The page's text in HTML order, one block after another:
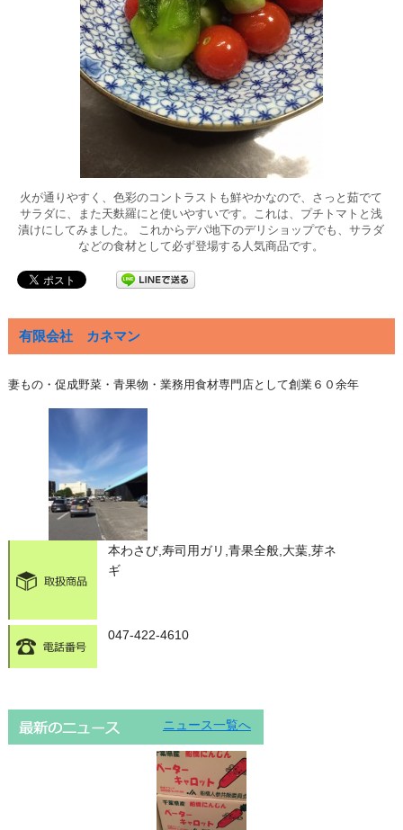
火が通りやすく、色彩のコントラストも鮮やかなので、さっと茹でて
サラダに、また天麩羅にと使いやすいです。これは、プチトマトと浅
漬けにしてみました。 これからデパ地下のデリショップでも、サラダ
などの食材として必ず登場する人気商品です。
有限会社 カネマン
妻もの・促成野菜・青果物・業務用食材専門店として創業６０余年
本わさび,寿司用ガリ,青果全般,大葉,芽ネ
ギ
047-422-4610
ニュース一覧へ